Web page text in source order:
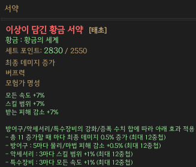
서약
이상이 담긴 황금 서약
[태초]
황금 : 황금의 세계
세트 포인트: 2830 / 2550
최종 데미지 증가
버프력
모험가 명성
모든 속도 +7%
스킬 범위 +7%
받는 피해 감소 +7%
방어구/악세서리/특수장비의 강화/증폭 수치 합에 따라 아래 효과 적용
- 총 11 증가할 때 마다 최종 데미지 0.5% 증가 (최대 12중첩)
- 방어구 : 5마다 물리/마법 피해 감소 +0.5% (최대 12중첩)
- 악세서리 : 3마다 스킬 범위 +1% (최대 12중첩)
- 특수장비 : 3마다 모든 속도 +1% (최대 12중첩)